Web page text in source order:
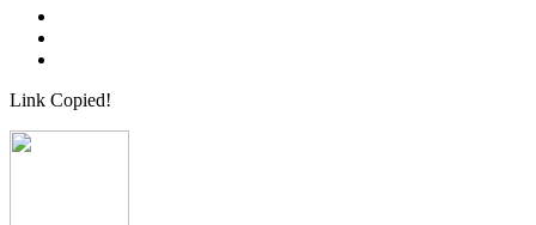
Link Copied!